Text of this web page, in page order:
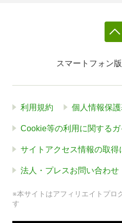
スマートフォン版
利用規約 個人情報保
Cookie等の利用に関する
サイトアクセス情報の取得
法人・プレスお問い合わせ
※本サイトはアフィリエイトプロ
す